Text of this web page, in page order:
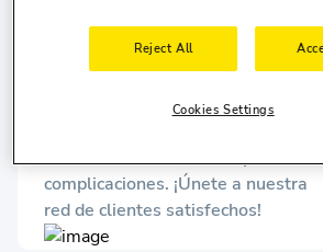
Más de 1 millón de usuarios
satisfechos
Más de 1 millón de usuarios han
coches de manera fiable y sin
complicaciones. ¡Únete a nuestra
red de clientes satisfechos!
Reject All
Cookies Settings